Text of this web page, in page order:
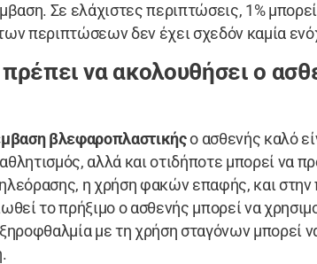
Σε ελάχιστες περιπτώσεις, 1%
περιπτώσεων δεν έχει σχεδόν καμία
να ακολουθήσει ο
βλεφαροπλαστικήςο ασθενής καλό
αλλά και οτιδήποτε μπορεί να
η χρήση φακών επαφής, και
το πρήξιμο ο ασθενής μπορεί να
με τη χρήση σταγόνων μπορεί